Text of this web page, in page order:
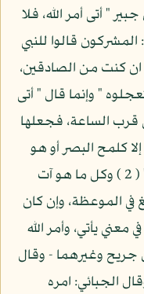
" أتى أمر الله، فلا
قالوا للنبي
ان كنت من الصادقين،
" وإنما قال " أتى
قرب الساعة، فجعلها
كلمح البصر أو هو
أقرب " ( 1 ) وقال " اقتربت الساعة " ( 2 ) وكل ما هو آت
في الموعظة، وإن كان
يأتي، وأمر الله
جريح وغيرهما - وقال
الجبائي: امره